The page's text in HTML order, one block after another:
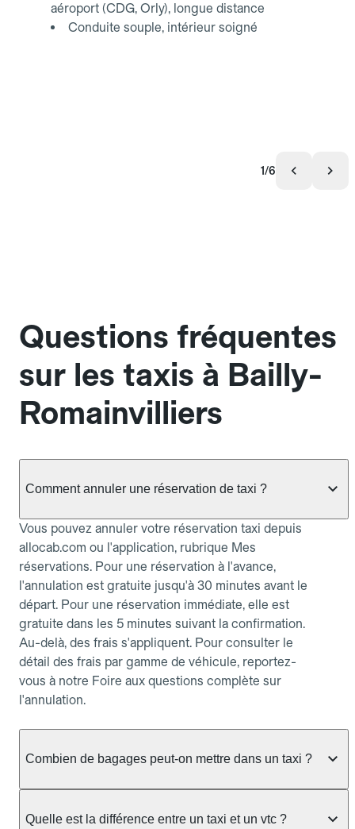
aéroport (CDG, Orly), longue distance
Conduite souple, intérieur soigné
1/6
Questions fréquentes
sur les taxis à Bailly-
Romainvilliers
Comment annuler une réservation de taxi ?
Vous pouvez annuler votre réservation taxi depuis
allocab.com ou l'application, rubrique Mes
réservations. Pour une réservation à l'avance,
l'annulation est gratuite jusqu'à 30 minutes avant le
départ. Pour une réservation immédiate, elle est
gratuite dans les 5 minutes suivant la confirmation.
Au-delà, des frais s'appliquent. Pour consulter le
détail des frais par gamme de véhicule, reportez-
vous à notre Foire aux questions complète sur
l'annulation.
Combien de bagages peut-on mettre dans un taxi ?
taxi berline accueille en général jusqu'à 3 bagages
Quelle est la différence entre un taxi et un vtc ?